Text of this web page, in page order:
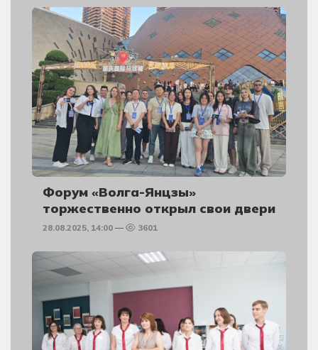
Форум «Волга-Янцзы»
торжественно открыл свои двери
28.08.2025, 14:00 3601